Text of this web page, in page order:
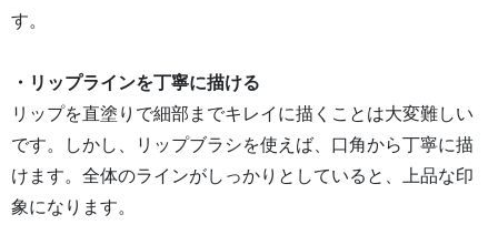
す。
・リップラインを丁寧に描ける
リップを直塗りで細部までキレイに描くことは大変難しい
です。しかし、リップブラシを使えば、口角から丁寧に描
けます。全体のラインがしっかりとしていると、上品な印
象になります。